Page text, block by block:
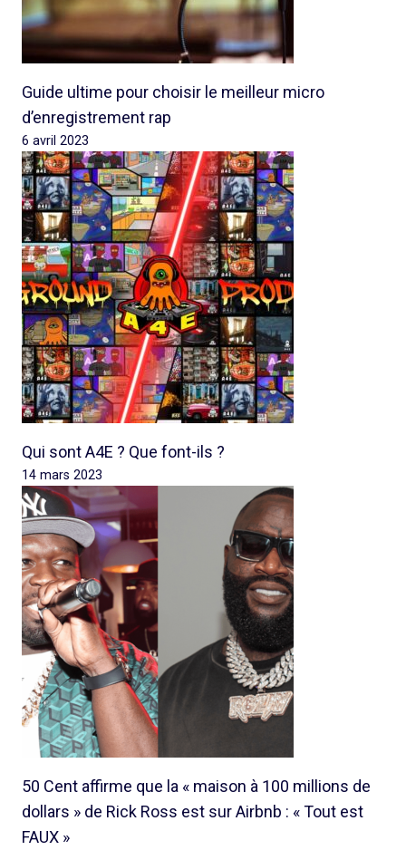
Guide ultime pour choisir le meilleur micro
d’enregistrement rap
6 avril 2023
Qui sont A4E ? Que font-ils ?
14 mars 2023
50 Cent affirme que la « maison à 100 millions de
dollars » de Rick Ross est sur Airbnb : « Tout est
FAUX »